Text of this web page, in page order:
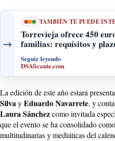
→
TAMBIÉN TE PUEDE
Torrevieja ofrece 450
familias: requisitos y
Seguir leyendo
DSAlicante.com
La edición de este año estará
SilvayEduardo Navarrete, y
Laura Sánchezcomo invitada
que el evento se ha consolidado
multitudinarias y mediáticas del